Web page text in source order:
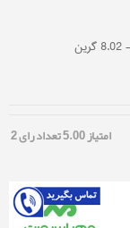
امتیاز5.00تعداد رای2